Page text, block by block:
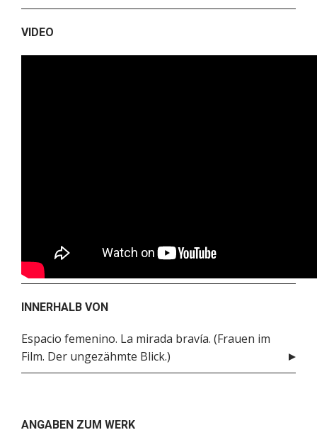
VIDEO
INNERHALB VON
Espacio femenino. La mirada bravía. (Frauen im
Film. Der ungezähmte Blick.)
ANGABEN ZUM WERK